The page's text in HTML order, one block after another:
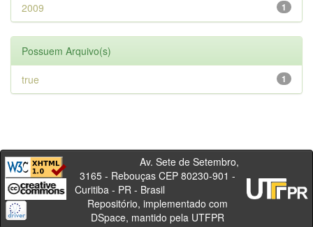
1
2009
Possuem Arquivo(s)
1
true
Av. Sete de Setembro,
3165 - Rebouças CEP 80230-901 -
Curitiba - PR - Brasil
Repositório, implementado com
DSpace, mantido pela UTFPR